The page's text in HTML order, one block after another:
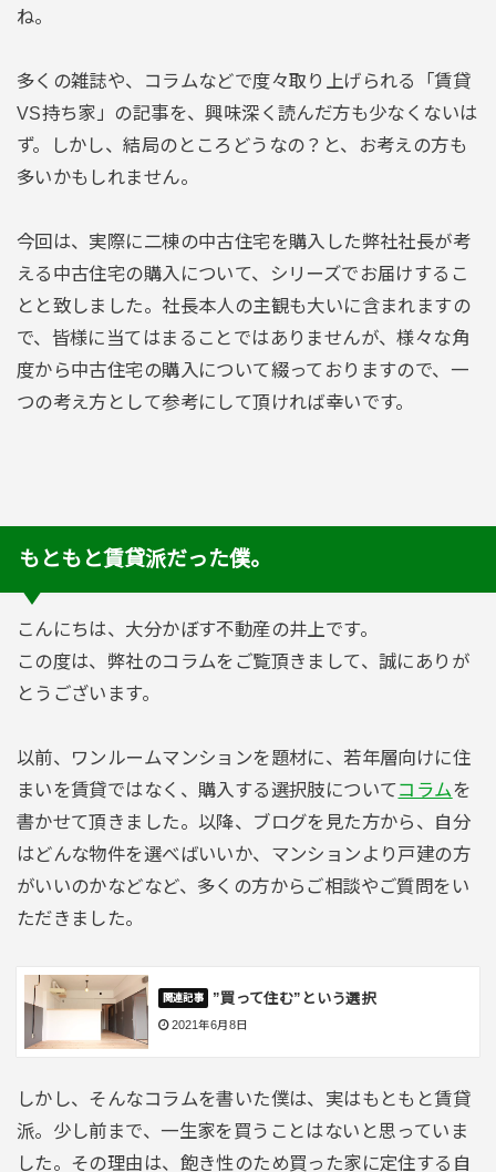
ね。
多くの雑誌や、コラムなどで度々取り上げられる「賃貸
VS持ち家」の記事を、興味深く読んだ方も少なくないは
ず。しかし、結局のところどうなの？と、お考えの方も
多いかもしれません。
今回は、実際に二棟の中古住宅を購入した弊社社長が考
える中古住宅の購入について、シリーズでお届けするこ
とと致しました。社長本人の主観も大いに含まれますの
で、皆様に当てはまることではありませんが、様々な角
度から中古住宅の購入について綴っておりますので、一
つの考え方として参考にして頂ければ幸いです。
もともと賃貸派だった僕。
こんにちは、大分かぼす不動産の井上です。
この度は、弊社のコラムをご覧頂きまして、誠にありが
とうございます。
以前、ワンルームマンションを題材に、若年層向けに住
まいを賃貸ではなく、購入する選択肢についてコラムを
書かせて頂きました。以降、ブログを見た方から、自分
はどんな物件を選べばいいか、マンションより戸建の方
がいいのかなどなど、多くの方からご相談やご質問をい
ただきました。
”買って住む”という選択
2021年6月8日
しかし、そんなコラムを書いた僕は、実はもともと賃貸
派。少し前まで、一生家を買うことはないと思っていま
した。その理由は、飽き性のため買った家に定住する自